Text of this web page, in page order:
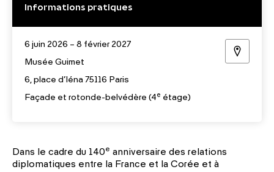
Informations pratiques
6 juin 2026 – 8 février 2027
Musée Guimet
6, place d’Iéna 75116 Paris
Façade et rotonde-belvédère (4 e étage)
Dans le cadre du 140 e anniversaire des relations
diplomatiques entre la France et la Corée et à